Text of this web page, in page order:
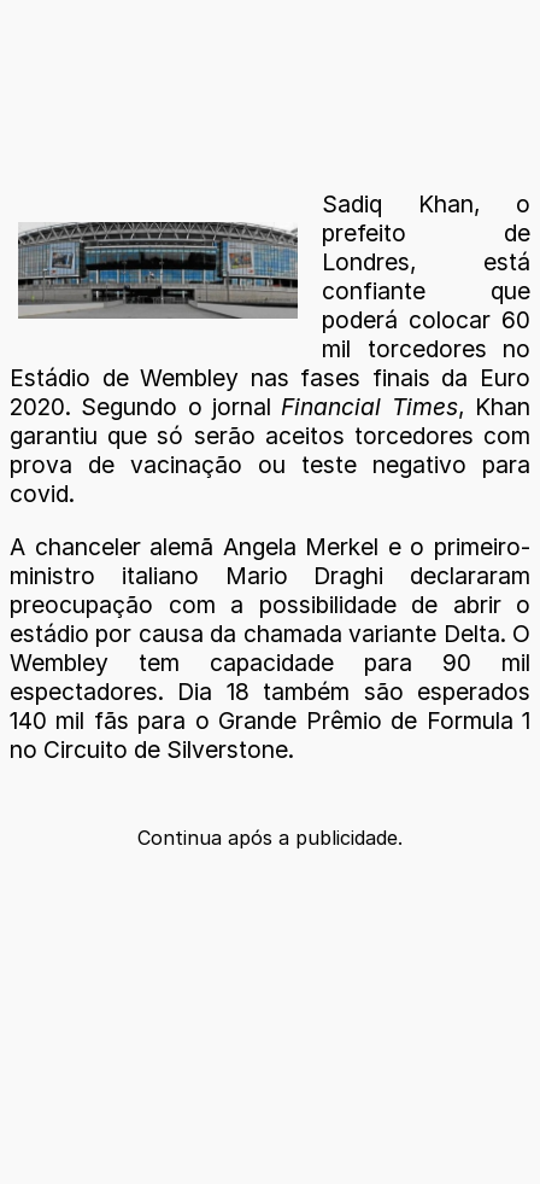
Sadiq Khan, o
prefeito de
Londres, está
confiante que
poderá colocar 60
mil torcedores no
Estádio de Wembley nas fases finais da Euro
2020. Segundo o jornalFinancial Times, Khan
garantiu que só serão aceitos torcedores com
prova de vacinação ou teste negativo para
covid.
A chanceler alemã Angela Merkel e o primeiro-
ministro italiano Mario Draghi declararam
preocupação com a possibilidade de abrir o
estádio por causa da chamada variante Delta. O
Wembley tem capacidade para 90 mil
espectadores. Dia 18 também são esperados
140 mil fãs para o Grande Prêmio de Formula 1
no Circuito de Silverstone.
Continua após a publicidade.